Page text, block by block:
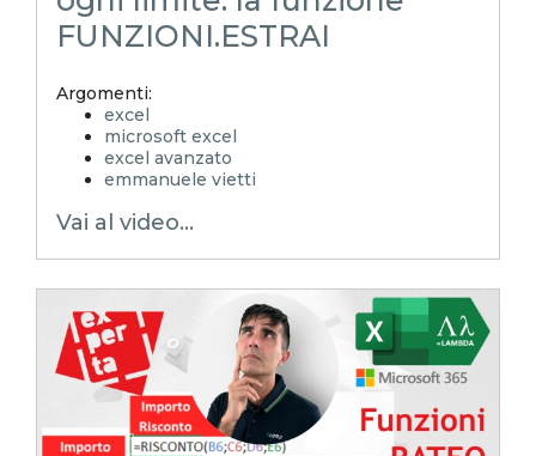
FUNZIONI.ESTRAI
Argomenti:
excel
microsoft excel
excel avanzato
emmanuele vietti
excel tutorial ita
reporting in excel
Experta
xlsx
excel magico
excel facile
EXCELoltreognilimite
EXCELtrucchiesegreti
excel tips
excel tutorial italiano
Vai al video...